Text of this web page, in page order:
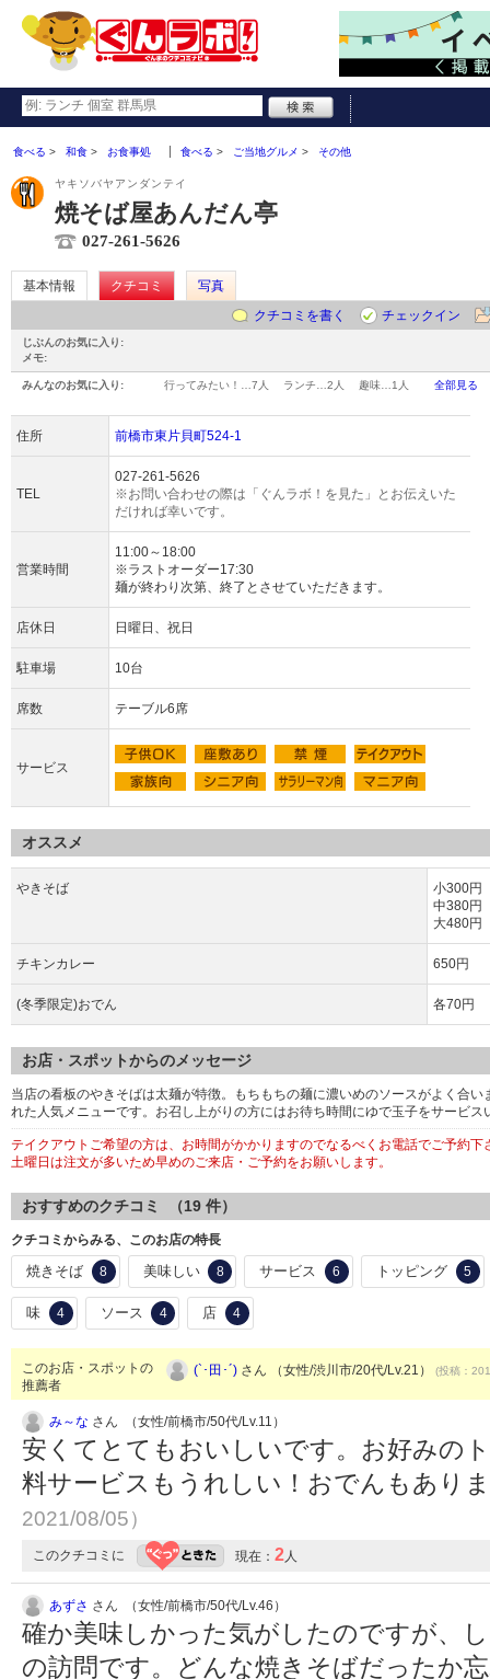
食べる 和食 お食事処 食べる ご当地グルメ その他
ヤキソバヤアンダンテイ
焼そば屋あんだん亭
027-261-5626
基本情報 クチコミ
写真
クチコミを書く
チェックイン
じぶんのお気に入り:
メモ:
みんなのお気に入り: 行ってみたい！… 7人 ランチ… 2人 趣味… 1人 全部見る
住所 前橋市東片貝町524-1
TEL
027-261-5626
※お問い合わせの際は「ぐんラボ！を見た」とお伝えいた
だければ幸いです。
営業時間
11:00～18:00
※ラストオーダー17:30
麺が終わり次第、終了とさせていただきます。
店休日 日曜日、祝日
駐車場 10台
席数 テーブル6席
サービス
オススメ
やきそば
小300円
中
大480円
チキンカレー 650円
(冬季限定)おでん 各70円
お店・スポットからのメッセージ
当店の看板のやきそばは太麺が特徴。もちもちの麺に濃いめのソースがよく合
れた人気メニューです。お召し上がりの方にはお待ち時間にゆで玉子をサービ
テイクアウトご希望の方は、お時間がかかりますのでなるべくお電話でご予約下
土曜日は注文が多いため早めのご来店・ご予約をお願いします。
おすすめのクチコミ （19 件）
クチコミからみる、このお店の特長
焼きそば 8 美味しい 8 サービス 6 トッピング 5
味 4 ソース 4 店 4
このお店・スポットの
推薦者
(`･田･´) さん （女性/渋川市/20代/Lv.21） (投稿：
み～な さん （女性/前橋市/50代/Lv.11）
安くてとてもおいしいです。お好みの
料サービスもうれしい！おでんもあり
2021/08/05）
このクチコミに 現在： 2人
あずさ さん （女性/前橋市/50代/Lv.46）
確か美味しかった気がしたのですが、
の訪問です。どんな焼きそばだったか